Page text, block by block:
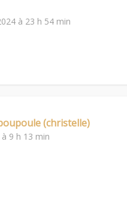
à 23 h 54 min
(christelle)
9 h 13 min